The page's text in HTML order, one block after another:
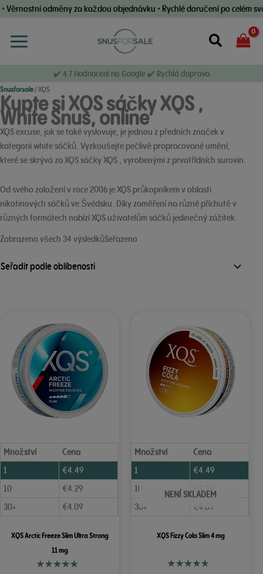
Přeskočit
na
obsah
za každou objednávku • Rychlé doručení po celém světě •
✔️ 4.7 Hodnocení na Google ✔️ Rychlá doprava
Snusforsale/XQS
Kupte si XQS sáčky XQS ,
White Snus, online
XQS excuse, jak se také vyslovuje, je jednou z předních značek v
kategorii white sáčků. Vyzkoušejte pečlivě propracované umění,
které se skrývá za XQS sáčky XQS , vyrobenými z prvotřídních surovin.
Od svého založení v roce 2006 je XQS průkopníkem v oblasti
nikotinových sáčků ve Švédsku. Díky zaměření na různé příchutě v
různých formátech nabízí XQS uživatelům sáčků jedinečný zážitek.
Zobrazeno všech 34 výsledkůSeřazeno
Množství
Cena
1
€4.49
10
€4.29
30+
€4.09
XQS Arctic Freeze Slim Ultra Strong
11 mg
Množství
Cena
1
€4.49
10
€ 4.29
30+
€ 4.09
NENÍ SKLADEM
XQS Fizzy Cola Slim 4 mg